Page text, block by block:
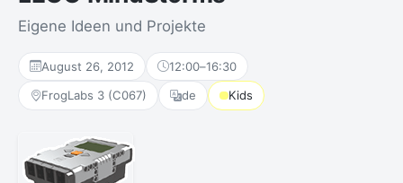
Eigene Ideen und Projekte
August 26, 2012 12:00–16:30
FrogLabs 3 (C067) de Kids